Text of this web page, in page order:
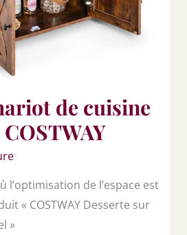
de cuisine
l’optimisation de l’espace est
« COSTWAY Desserte sur
»